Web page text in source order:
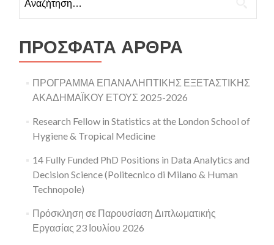
ΠΡΌΣΦΑΤΑ ΆΡΘΡΑ
ΠΡΟΓΡΑΜΜΑ ΕΠΑΝΑΛΗΠΤΙΚΗΣ ΕΞΕΤΑΣΤΙΚΗΣ
ΑΚΑΔΗΜΑΪΚΟΥ ΕΤΟΥΣ 2025-2026
Research Fellow in Statistics at the London School of
Hygiene & Tropical Medicine
14 Fully Funded PhD Positions in Data Analytics and
Decision Science (Politecnico di Milano & Human
Technopole)
Πρόσκληση σε Παρουσίαση Διπλωματικής
Εργασίας 23 Ιουλίου 2026